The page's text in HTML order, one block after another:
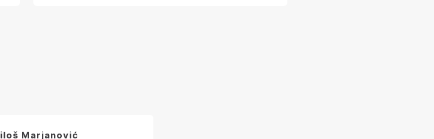
Marjanović